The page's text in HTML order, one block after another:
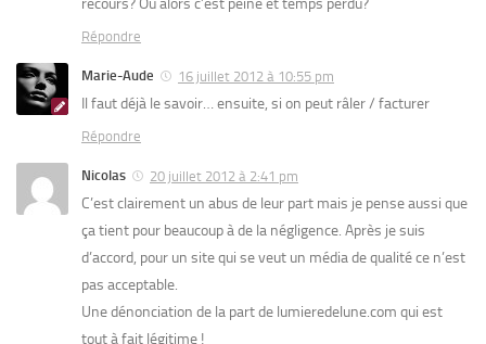
recours? Ou alors c’est peine et temps perdu?
Répondre
Marie-Aude 16 juillet 2012 à 10:55 pm
Il faut déjà le savoir… ensuite, si on peut râler / facturer
Répondre
Nicolas 20 juillet 2012 à 2:41 pm
C’est clairement un abus de leur part mais je pense aussi que
ça tient pour beaucoup à de la négligence. Après je suis
d’accord, pour un site qui se veut un média de qualité ce n’est
pas acceptable.
Une dénonciation de la part de lumieredelune.com qui est
tout à fait légitime !